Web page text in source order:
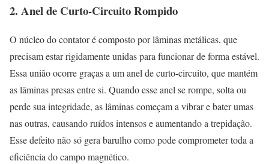
2. Anel de Curto-Circuito Rompido
O núcleo do contator é composto por lâminas metálicas, que
precisam estar rigidamente unidas para funcionar de forma estável.
Essa união ocorre graças a um anel de curto-circuito, que mantém
as lâminas presas entre si. Quando esse anel se rompe, solta ou
perde sua integridade, as lâminas começam a vibrar e bater umas
nas outras, causando ruídos intensos e aumentando a trepidação.
Esse defeito não só gera barulho como pode comprometer toda a
eficiência do campo magnético.